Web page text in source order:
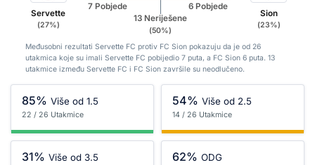
Servette
(27%)
7 Pobjede
13 Neriješene
(50%)
6 Pobjede
Sion
(23%)
Međusobni rezultati Servette FC protiv FC Sion pokazuju da je od 26
utakmica koje su imali Servette FC pobijedio 7 puta, a FC Sion 6 puta. 13
utakmice između Servette FC i FC Sion završile su neodlučeno.
85% Više od 1.5
22 / 26 Utakmice
54% Više od 2.5
14 / 26 Utakmice
31% Više od 3.5 62% ODG